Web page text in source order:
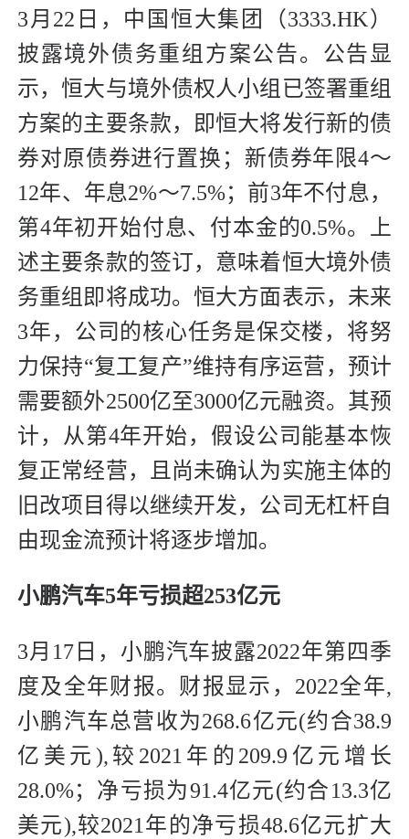
3月22日，中国恒大集团（3333.HK）
披露境外债务重组方案公告。公告显
示，恒大与境外债权人小组已签署重组
方案的主要条款，即恒大将发行新的债
券对原债券进行置换；新债券年限4～
12年、年息2%～7.5%；前3年不付息，
第4年初开始付息、付本金的0.5%。上
述主要条款的签订，意味着恒大境外债
务重组即将成功。恒大方面表示，未来
3年，公司的核心任务是保交楼，将努
力保持“复工复产”维持有序运营，预计
需要额外2500亿至3000亿元融资。其预
计，从第4年开始，假设公司能基本恢
复正常经营，且尚未确认为实施主体的
旧改项目得以继续开发，公司无杠杆自
由现金流预计将逐步增加。
小鹏汽车5年亏损超253亿元
3月17日，小鹏汽车披露2022年第四季
度及全年财报。财报显示，2022全年,
小鹏汽车总营收为268.6亿元(约合38.9
亿美元),较2021年的209.9亿元增长
28.0%；净亏损为91.4亿元(约合13.3亿
美元),较2021年的净亏损48.6亿元扩大